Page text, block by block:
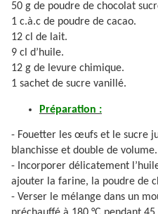
50 g de poudre de chocolat
1 c.à.c de poudre de cacao.
12 cl de lait.
9 cl d’huile.
12 g de levure chimique.
1 sachet de sucre vanillé.
Préparation :
- Fouetter les œufs et le sucre
blanchisse et double de volume.
- Incorporer délicatement
ajouter la farine, la poudre de
- Verser le mélange dans un